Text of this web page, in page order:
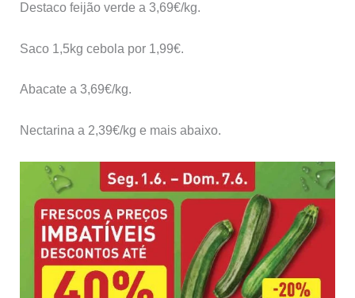
Destaco feijão verde a 3,69€/kg.
Saco 1,5kg cebola por 1,99€.
Abacate a 3,69€/kg.
Nectarina a 2,39€/kg e mais abaixo.